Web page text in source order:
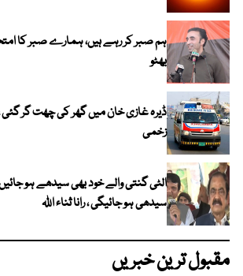
ہم صبر کر رہے ہیں، ہمارے صبر کا
بھٹو
زخمی
الٹی گنتی والے خود بھی سیدھے ہو
سیدھی ہو جائیگی ، رانا ثناء اللہ
مقبول ترین خبریں